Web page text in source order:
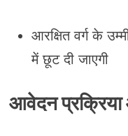
आरक्षित वर्ग के
में छूट दी जाएगी
आवेदन